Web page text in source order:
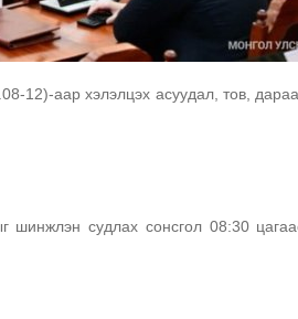
12)-аар хэлэлцэх асуудал, тов,
шинжлэн судлах сонсгол 08:30